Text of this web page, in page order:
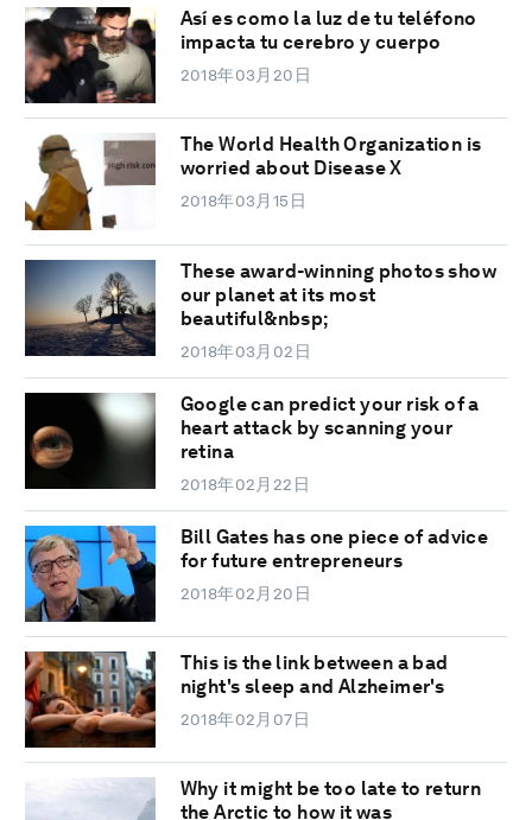
Así es como la luz de tu teléfono
impacta tu cerebro y cuerpo
2018年03月20日
The World Health Organization is
worried about Disease X
2018年03月15日
These award-winning photos show
our planet at its most
beautiful&nbsp;
2018年03月02日
Google can predict your risk of a
heart attack by scanning your
retina
2018年02月22日
Bill Gates has one piece of advice
for future entrepreneurs
2018年02月20日
This is the link between a bad
night's sleep and Alzheimer's
2018年02月07日
Why it might be too late to return
the Arctic to how it was